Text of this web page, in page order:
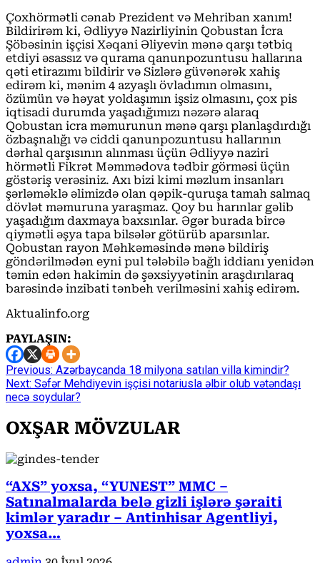
Çoxhörmətli cənab Prezident və Mehriban xanım!
Bildirirəm ki, Ədliyyə Nazirliyinin Qobustan İcra
Şöbəsinin işçisi Xəqani Əliyevin mənə qarşı tətbiq
etdiyi əsassız və qurama qanunpozuntusu hallarına
qəti etirazımı bildirir və Sizlərə güvənərək xahiş
edirəm ki, mənim 4 azyaşlı övladımın olmasını,
özümün və həyat yoldaşımın işsiz olmasını, çox pis
iqtisadi durumda yaşadığımızı nəzərə alaraq
Qobustan icra məmurunun mənə qarşı planlaşdırdığı
özbaşnalığı və ciddi qanunpozuntusu hallarının
dərhal qarşısının alınması üçün Ədliyyə naziri
hörmətli Fikrət Məmmədova tədbir görməsi üçün
göstəriş verəsiniz. Axı bizi kimi məzlum insanları
şərləməklə əlimizdə olan qəpik-quruşa tamah salmaq
dövlət məmuruna yaraşmaz. Qoy bu harınlar gəlib
yaşadığım daxmaya baxsınlar. Əgər burada bircə
qiymətli əşya tapa bilsələr götürüb aparsınlar.
Qobustan rayon Məhkəməsində mənə bildiriş
göndərilmədən eyni pul tələbilə bağlı iddianı yenidən
təmin edən hakimin də şəxsiyyətinin araşdırılaraq
barəsində inzibati tənbeh verilməsini xahiş edirəm.
Aktualinfo.org
PAYLAŞIN:
Continue
Reading
Previous: Azərbaycanda 18 milyona satılan villa kimindir?
Next: Səfər Mehdiyevin işçisi notariusla əlbir olub vətəndaşı
necə soydular?
OXŞAR MÖVZULAR
“AXS” yoxsa, “YUNEST” MMC –
Satınalmalarda belə gizli işlərə şəraiti
kimlər yaradır – Antinhisar Agentliyi,
yoxsa…